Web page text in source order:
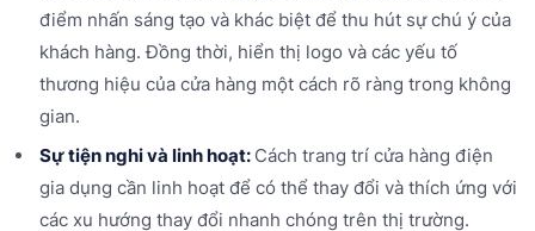
điểm nhấn sáng tạo và khác biệt để thu hút sự chú ý của
khách hàng. Đồng thời, hiển thị logo và các yếu tố
thương hiệu của cửa hàng một cách rõ ràng trong không
gian.
Sự tiện nghi và linh hoạt: Cách trang trí cửa hàng điện
gia dụng cần linh hoạt để có thể thay đổi và thích ứng với
các xu hướng thay đổi nhanh chóng trên thị trường.